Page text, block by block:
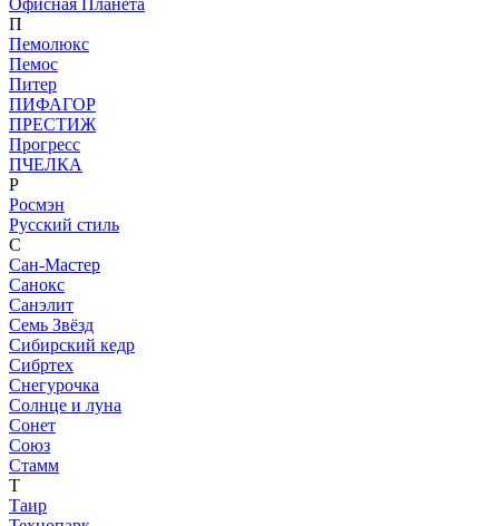
Офисная Планета
П
Пемолюкс
Пемос
Питер
ПИФАГОР
ПРЕСТИЖ
Прогресс
ПЧЕЛКА
Р
Росмэн
Русский стиль
С
Сан-Мастер
Санокс
Санэлит
Семь Звёзд
Сибирский кедр
Сибртех
Снегурочка
Солнце и луна
Сонет
Союз
Стамм
Т
Таир